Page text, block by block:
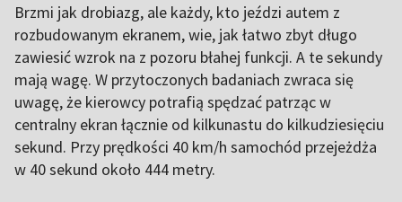
Brzmi jak drobiazg, ale każdy, kto jeździ autem z
rozbudowanym ekranem, wie, jak łatwo zbyt długo
zawiesić wzrok na z pozoru błahej funkcji. A te sekundy
mają wagę. W przytoczonych badaniach zwraca się
uwagę, że kierowcy potrafią spędzać patrząc w
centralny ekran łącznie od kilkunastu do kilkudziesięciu
sekund. Przy prędkości 40 km/h samochód przejeżdża
w 40 sekund około 444 metry.